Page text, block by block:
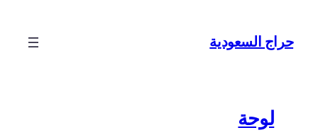
المحتوى
حراج السعودية
لوحة